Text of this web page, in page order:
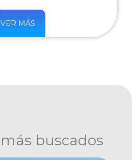
VER MÁS
más buscados